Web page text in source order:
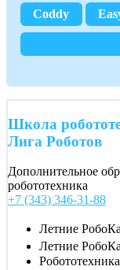
Coddy
Школа
Лига Роботов
Дополнительное
робототехника
+7 (343) 346-31-88
Летние
Летние